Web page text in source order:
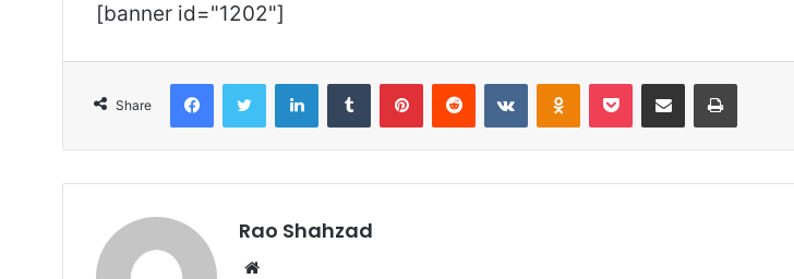
[banner id="1202"]
Share
FacebookTwitter LinkedInTumblr PinterestReddit VKontakteOdnoklassniki
Pocket Share via Email Print
Rao Shahzad
Website